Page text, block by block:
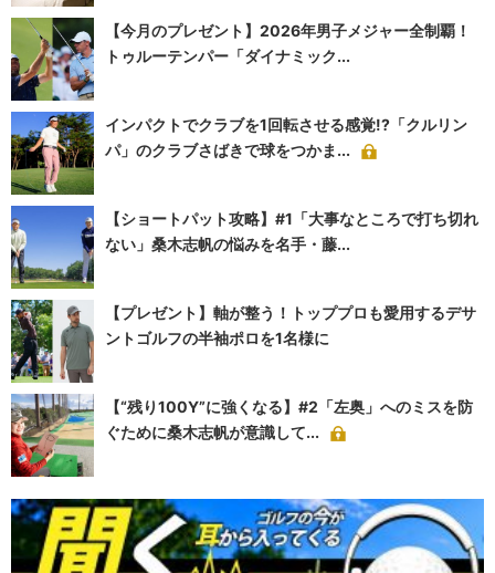
【今月のプレゼント】2026年男子メジャー全制覇！
トゥルーテンパー「ダイナミック...
インパクトでクラブを1回転させる感覚!?「クルリン
パ」のクラブさばきで球をつかま...
【ショートパット攻略】#1「大事なところで打ち切れ
ない」桑木志帆の悩みを名手・藤...
【プレゼント】軸が整う！トッププロも愛用するデサ
ントゴルフの半袖ポロを1名様に
【“残り100Y”に強くなる】#2「左奥」へのミスを防
ぐために桑木志帆が意識して...